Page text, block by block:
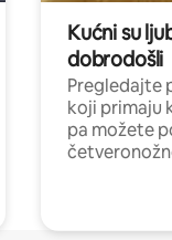
Kućni su
dobrodošli
Pregledajte
koji primaju
pa možete